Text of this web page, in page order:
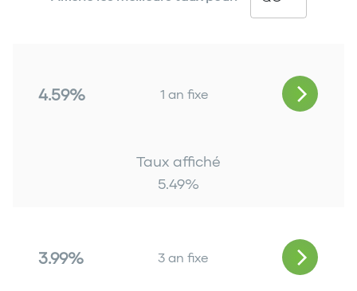
4.59% 1 an fixe
Taux affiché
5.49%
3.99% 3 an fixe